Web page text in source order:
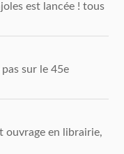
est lancée ! tous
sur le 45e
ouvrage en librairie,